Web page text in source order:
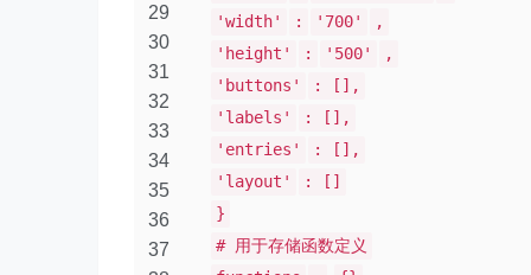
29
30
31
32
33
34
35
36
37
'width'
: '700'
,
'height'
: '500'
,
'buttons'
: [],
'labels'
: [],
'entries'
: [],
'layout'
: []
}
# 用于存储函数定义